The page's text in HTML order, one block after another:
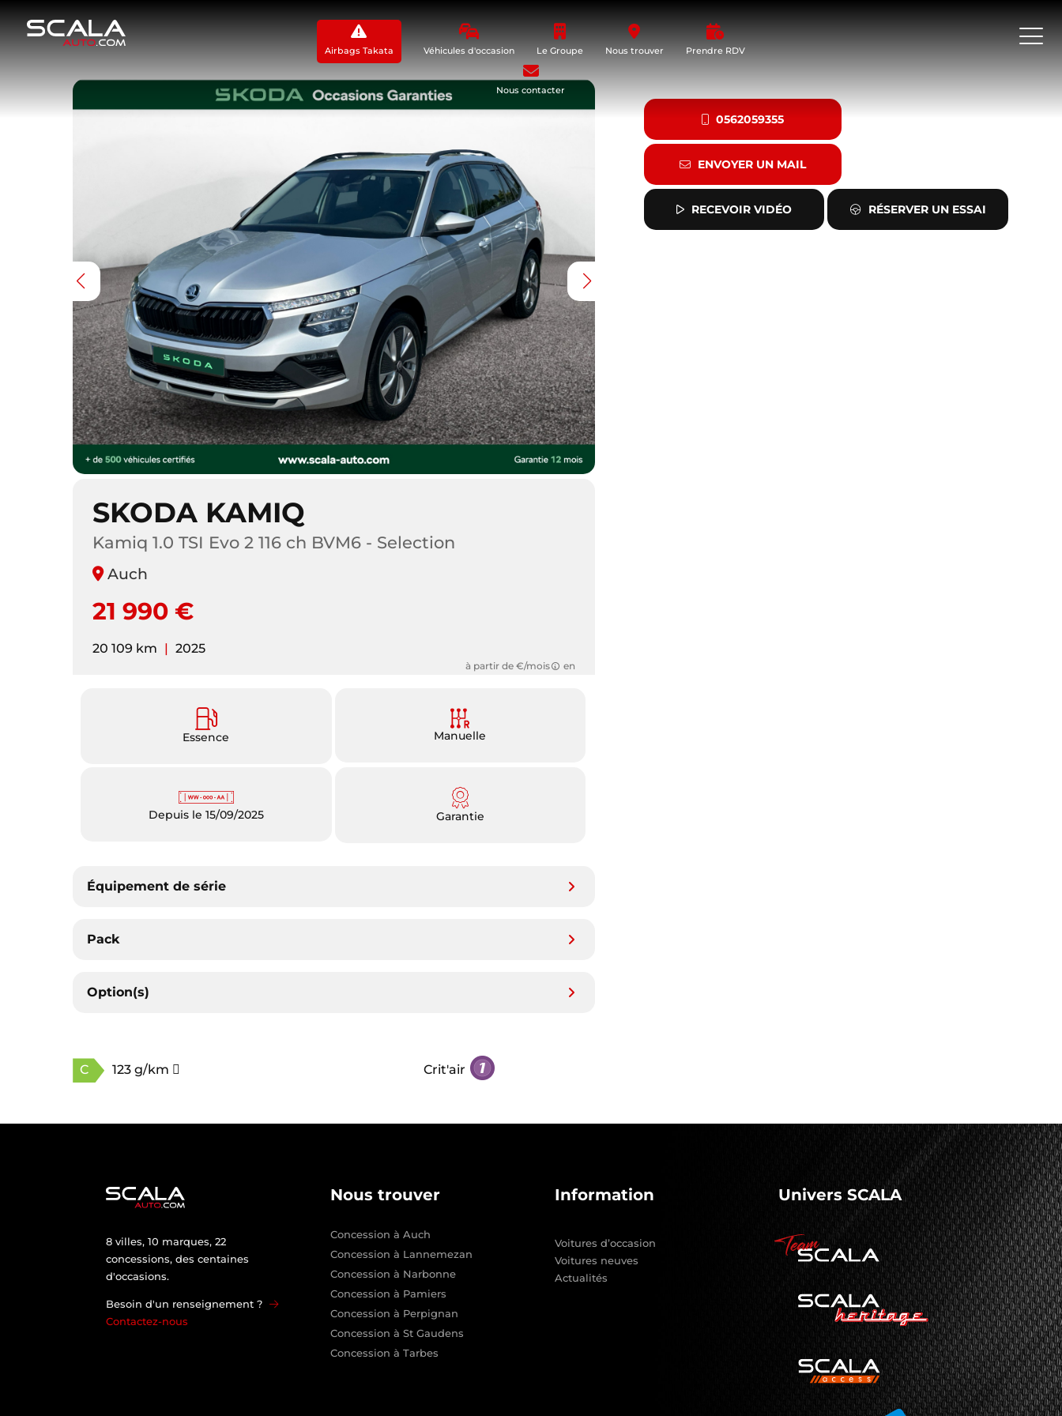
Airbags Takata Véhicules d'occasion Le Groupe Nous trouver Prendre RDV
Nous contacter
SKODA KAMIQ
Kamiq 1.0 TSI Evo 2 116 ch BVM6 - Selection
Auch
21 990 €
20 109 km | 2025
à partir de €/mois en
Essence Manuelle
Depuis le 15/09/2025 Garantie
Équipement de série
Pack
Option(s)
C 123 g/km Crit'air
0562059355
ENVOYER UN MAIL
RECEVOIR VIDÉO RÉSERVER UN ESSAI
8 villes, 10 marques, 22
concessions, des centaines
d'occasions.
Besoin d'un renseignement ?
Contactez-nous
Nous trouver
Concession à Auch
Concession à Lannemezan
Concession à Narbonne
Concession à Pamiers
Concession à Perpignan
Concession à St Gaudens
Concession à Tarbes
Information
Voitures d’occasion
Voitures neuves
Actualités
Univers SCALA